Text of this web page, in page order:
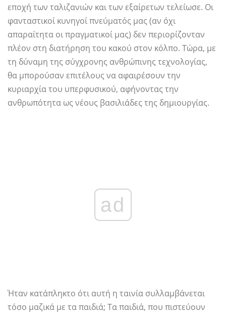
εποχή των ταλιζανιών και των εξαίρετων τελείωσε. Οι
φανταστικοί κυνηγοί πνεύματός μας (αν όχι
απαραίτητα οι πραγματικοί μας) δεν περιορίζονταν
πλέον στη διατήρηση του κακού στον κόλπο. Τώρα, με
τη δύναμη της σύγχρονης ανθρώπινης τεχνολογίας,
θα μπορούσαν επιτέλους να αφαιρέσουν την
κυριαρχία του υπερφυσικού, αφήνοντας την
ανθρωπότητα ως νέους βασιλιάδες της δημιουργίας.
ad
Ήταν κατάπληκτο ότι αυτή η ταινία συλλαμβάνεται
τόσο μαζικά με τα παιδιά; Τα παιδιά, που πιστεύουν